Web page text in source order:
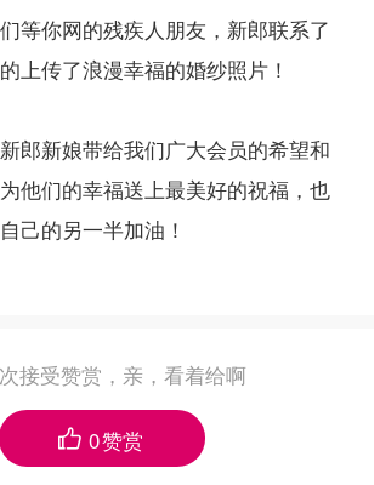
你网的残疾人朋友，新郎联系了
上传了浪漫幸福的婚纱照片！
新娘带给我们广大会员的希望和
他们的幸福送上最美好的祝福，也
己的另一半加油！
接受赞赏，亲，看着给啊
 0赞赏